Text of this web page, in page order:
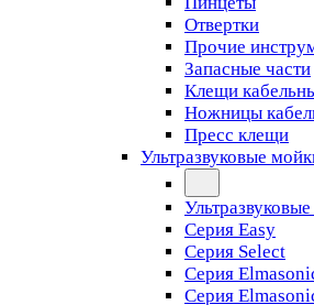
Отвертки
Прочие
Запасные части
Клещи
Ножницы
Пресс клещи
Ультразвуковые
Серия Easy
Серия Select
Серия
Серия